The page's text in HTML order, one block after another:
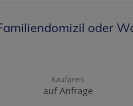
oder
Kaufpreis
auf Anfrage